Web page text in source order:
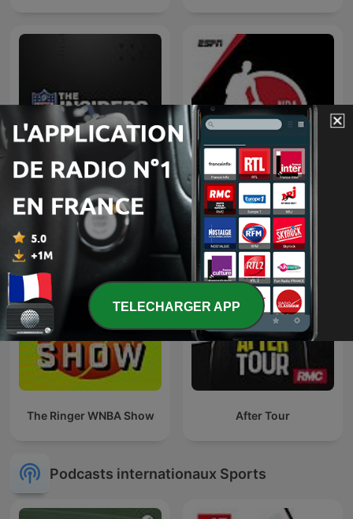
NFL: The Insiders NBA on ESPN
The Ringer WNBA Show After Tour
Podcasts internationaux Sports
TELECHARGER APP